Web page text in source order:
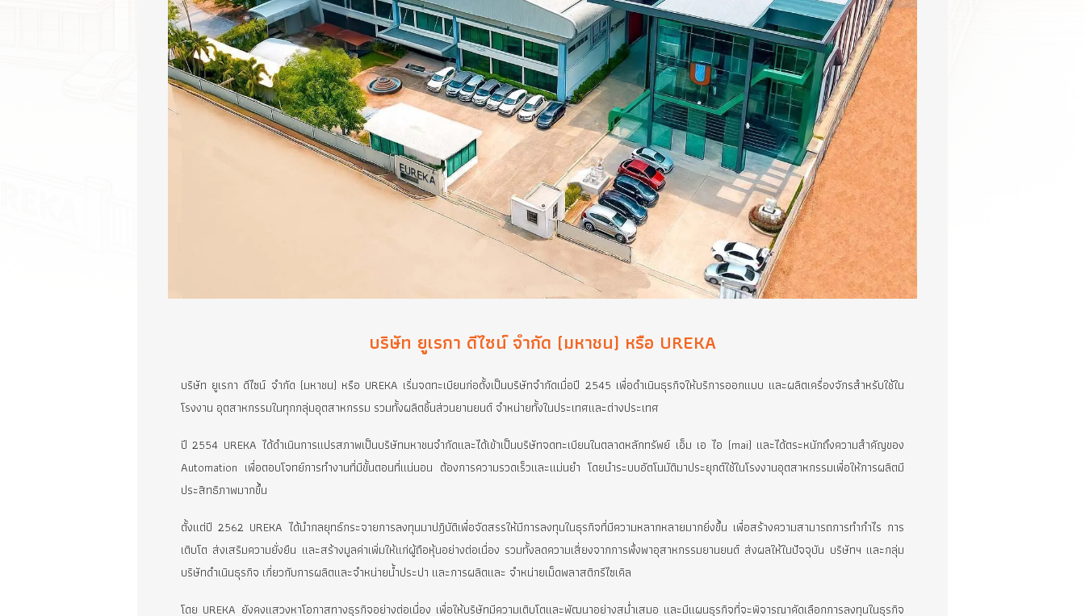
บริษัท ยูเรกา ดีไซน์ จำกัด (มหาชน) หรือ UREKA เริ่มจดทะเบียนก่อตั้งเป็นบริษัทจำกัดเมื่อปี 2545 เพื่อดำเนินธุรกิจให้บริการออกแบบ และผลิตเครื่องจักรสำหรับใช้ใน
ปี 2554 UREKA ได้ดำเนินการแปรสภาพเป็นบริษัทมหาชนจำกัดและได้เข้าเป็นบริษัทจดทะเบียนในตลาดหลักทรัพย์ เอ็ม เอ ไอ (mai) และได้ตระหนักถึงความสำคัญของ
Automation เพื่อตอบโจทย์การทำงานที่มีขั้นตอนที่แน่นอน ต้องการความรวดเร็วและแม่นยำ โดยนำระบบอัตโนมัติมาประยุกต์ใช้ในโรงงานอุตสาหกรรมเพื่อให้การผลิตมี